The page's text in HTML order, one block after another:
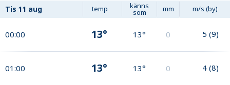
Tis 11 aug temp känns
som mm m/s (by)
00:00 13° 13° 0 5 (9)
01:00 13° 13° 0 4 (8)